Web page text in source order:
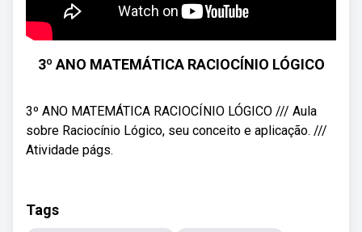
3º ANO MATEMÁTICA RACIOCÍNIO LÓGICO
3º ANO MATEMÁTICA RACIOCÍNIO LÓGICO /// Aula
sobre Raciocínio Lógico, seu conceito e aplicação. ///
Atividade págs.
Tags